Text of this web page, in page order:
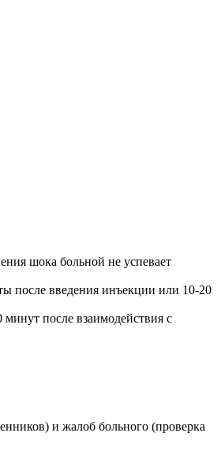
шока больной не успевает
после введения инъекции или 10-20
после взаимодействия с
и жалоб больного (проверка